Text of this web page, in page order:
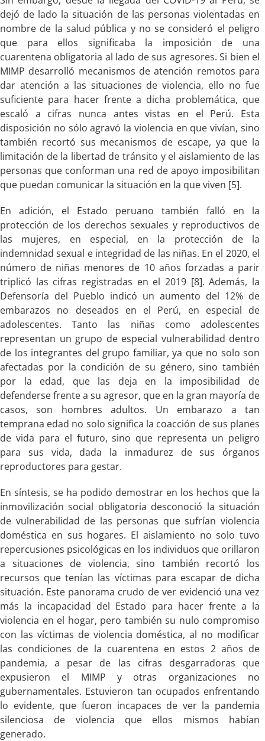
dejó de lado la situación de las personas violentadas en
nombre de la salud pública y no se consideró el peligro
que para ellos significaba la imposición de una
cuarentena obligatoria al lado de sus agresores. Si bien el
MIMP desarrolló mecanismos de atención remotos para
dar atención a las situaciones de violencia, ello no fue
suficiente para hacer frente a dicha problemática, que
escaló a cifras nunca antes vistas en el Perú. Esta
disposición no sólo agravó la violencia en que vivían, sino
también recortó sus mecanismos de escape, ya que la
limitación de la libertad de tránsito y el aislamiento de las
personas que conforman una red de apoyo imposibilitan
que puedan comunicar la situación en la que viven [5].
En adición, el Estado peruano también falló en la
protección de los derechos sexuales y reproductivos de
las mujeres, en especial, en la protección de la
indemnidad sexual e integridad de las niñas. En el 2020, el
número de niñas menores de 10 años forzadas a parir
triplicó las cifras registradas en el 2019 [8]. Además, la
Defensoría del Pueblo indicó un aumento del 12% de
embarazos no deseados en el Perú, en especial de
adolescentes. Tanto las niñas como adolescentes
representan un grupo de especial vulnerabilidad dentro
de los integrantes del grupo familiar, ya que no solo son
afectadas por la condición de su género, sino también
por la edad, que las deja en la imposibilidad de
defenderse frente a su agresor, que en la gran mayoría de
casos, son hombres adultos. Un embarazo a tan
temprana edad no solo significa la coacción de sus planes
de vida para el futuro, sino que representa un peligro
para sus vida, dada la inmadurez de sus órganos
reproductores para gestar.
En síntesis, se ha podido demostrar en los hechos que la
inmovilización social obligatoria desconoció la situación
de vulnerabilidad de las personas que sufrían violencia
doméstica en sus hogares. El aislamiento no solo tuvo
repercusiones psicológicas en los individuos que orillaron
a situaciones de violencia, sino también recortó los
recursos que tenían las víctimas para escapar de dicha
situación. Este panorama crudo de ver evidenció una vez
más la incapacidad del Estado para hacer frente a la
violencia en el hogar, pero también su nulo compromiso
con las víctimas de violencia doméstica, al no modificar
las condiciones de la cuarentena en estos 2 años de
pandemia, a pesar de las cifras desgarradoras que
expusieron el MIMP y otras organizaciones no
gubernamentales. Estuvieron tan ocupados enfrentando
lo evidente, que fueron incapaces de ver la pandemia
silenciosa de violencia que ellos mismos habían
generado.